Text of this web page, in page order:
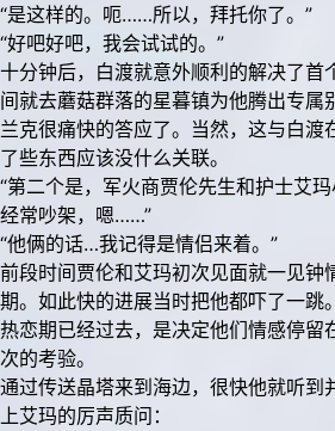
“是这样的。呃……所以，拜托你了。”
“好吧好吧，我会试试的。”
十分钟后，白渡就意外顺利的解决了首
间就去蘑菇群落的星暮镇为他腾出专属
兰克很痛快的答应了。当然，这与白渡
了些东西应该没什么关联。
“第二个是，军火商贾伦先生和护士艾
经常吵架，嗯……”
“他俩的话…我记得是情侣来着。”
前段时间贾伦和艾玛初次见面就一见钟
期。如此快的进展当时把他都吓了一跳
热恋期已经过去，是决定他们情感停留
次的考验。
通过传送晶塔来到海边，很快他就听到
上艾玛的厉声质问：